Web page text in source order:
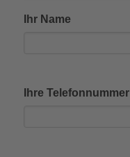
Ihr Name
Ihre Telefonnummer